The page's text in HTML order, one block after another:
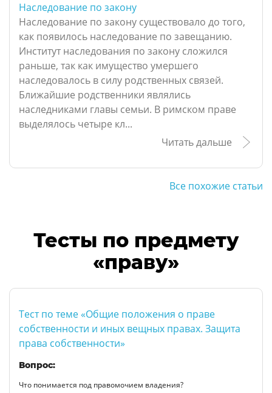
Наследование по закону
Наследование по закону существовало до того,
как появилось наследование по завещанию.
Институт наследования по закону сложился
раньше, так как имущество умершего
наследовалось в силу родственных связей.
Ближайшие родственники являлись
наследниками главы семьи. В римском праве
выделялось четыре кл...
Читать дальше
Все похожие статьи
Тесты по предмету
«праву»
Тест по теме «Общие положения о праве
собственности и иных вещных правах. Защита
права собственности»
Вопрос:
Что понимается под правомочием владения?